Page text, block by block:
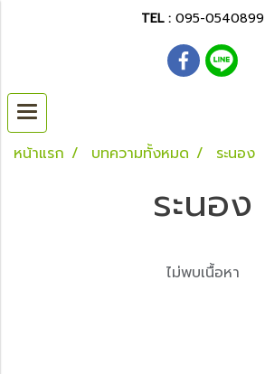
TEL : 095-0540899
หน้าแรก บทความทั้งหมด ระนอง
ระนอง
ไม่พบเนื้อหา